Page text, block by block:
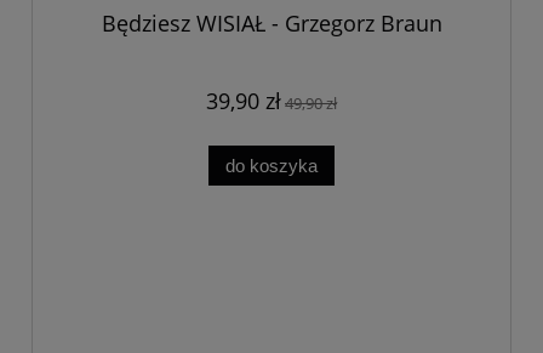
Będziesz WISIAŁ - Grzegorz Braun
39,90 zł49,90 zł
do koszyka